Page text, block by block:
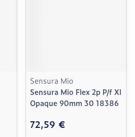
Sensura Mio
Sensura Mio Flex 2p P/f Xl
Opaque 90mm 30 18386
72,59 €